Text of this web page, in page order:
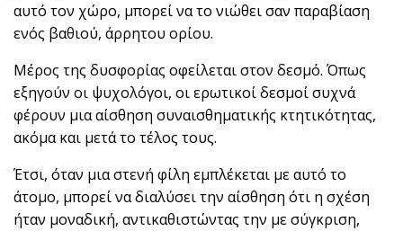
αυτό τον χώρο, μπορεί να το νιώθει σαν παραβίαση
ενός βαθιού, άρρητου ορίου.
Μέρος της δυσφορίας οφείλεται στον δεσμό. Όπως
εξηγούν οι ψυχολόγοι, οι ερωτικοί δεσμοί συχνά
φέρουν μια αίσθηση συναισθηματικής κτητικότητας,
ακόμα και μετά το τέλος τους.
Έτσι, όταν μια στενή φίλη εμπλέκεται με αυτό το
άτομο, μπορεί να διαλύσει την αίσθηση ότι η σχέση
ήταν μοναδική, αντικαθιστώντας την με σύγκριση,